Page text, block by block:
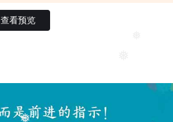
查看预览